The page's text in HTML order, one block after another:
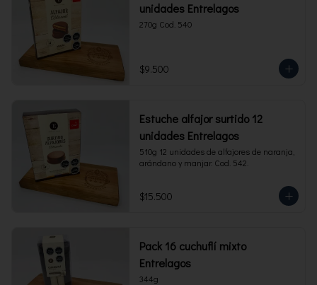
unidades Entrelagos
270g Cod. 540
$9.500
Estuche alfajor surtido 12
unidades Entrelagos
510g 12 unidades de alfajores de naranja,
arándano y manjar. Cod. 542.
$15.500
Pack 16 cuchuflí mixto
Entrelagos
344g